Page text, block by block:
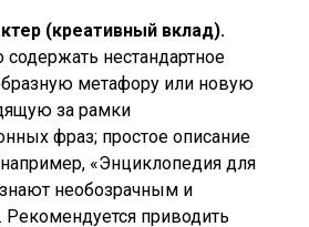
(креативный вклад).
нестандартное
метафору или новую
за рамки
фраз; простое описание
«Энциклопедия для
необозрачным и
приводить